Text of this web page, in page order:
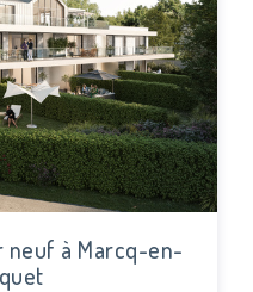
à Marcq-en-